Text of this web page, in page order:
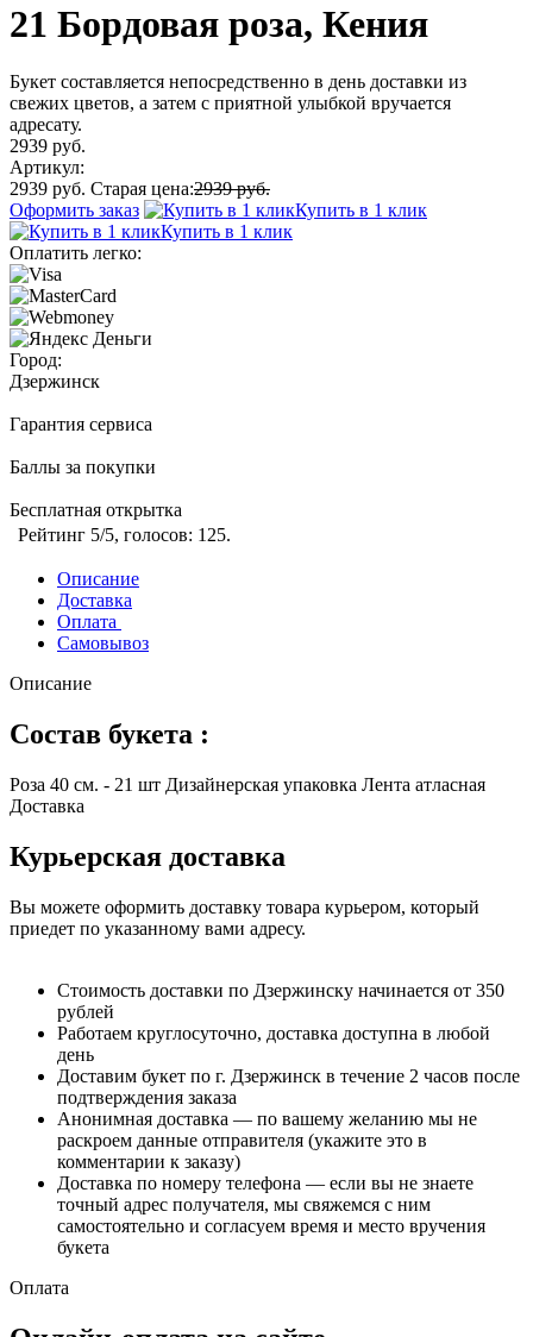
21 Бордовая роза, Кения
Букет составляется непосредственно в день доставки из
свежих цветов, а затем с приятной улыбкой вручается
адресату.
2939 руб.
Артикул:
2939 руб. Старая цена:2939 руб.
Оформить заказ
Купить в 1 клик
Купить в 1 клик
Оплатить легко:
Город:
Дзержинск
Гарантия сервиса
Баллы за покупки
Бесплатная открытка
Рейтинг 5/5, голосов: 125.
Описание
Доставка
Оплата
Самовывоз
Описание
Состав букета :
Роза 40 см. - 21 шт Дизайнерская упаковка Лента атласная
Доставка
Курьерская доставка
Вы можете оформить доставку товара курьером, который
приедет по указанному вами адресу.
Стоимость доставки по Дзержинску начинается от 350
рублей
Работаем круглосуточно, доставка доступна в любой
день
Доставим букет по г. Дзержинск в течение 2 часов после
подтверждения заказа
Анонимная доставка — по вашему желанию мы не
раскроем данные отправителя (укажите это в
комментарии к заказу)
Доставка по номеру телефона — если вы не знаете
точный адрес получателя, мы свяжемся с ним
самостоятельно и согласуем время и место вручения
букета
Оплата